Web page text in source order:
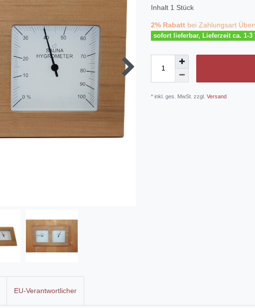
Inhalt 1 Stück
2% Rabatt bei Zahlungsart
sofort lieferbar, Lieferzeit ca. 1-3
* inkl. ges. MwSt. zzgl. Versand
EU-Verantwortlicher